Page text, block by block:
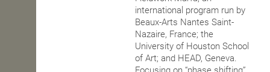
international program run by
Beaux-Arts Nantes Saint-
Nazaire, France; the
University of Houston School
of Art; and HEAD, Geneva.